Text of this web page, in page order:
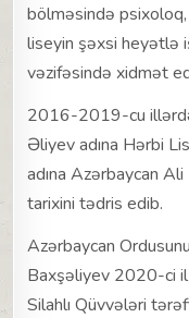
bölməsində
liseyin şəxsi heyətlə
vəzifəsində xidmət
2016-2019-cu
Əliyev adına Hərbi
adına Azərbaycan
tarixini tədris edib.
Azərbaycan
Baxşəliyev 2020-ci
Silahlı Qüvvələri